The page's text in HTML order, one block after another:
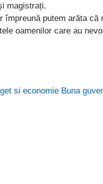
magistrați.
împreună putem arăta că
oamenilor care au
si economie Buna